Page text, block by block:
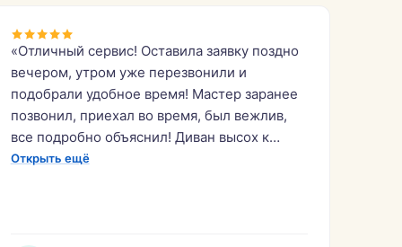
«Отличный сервис! Оставила заявку поздно
вечером, утром уже перезвонили и
подобрали удобное время! Мастер заранее
позвонил, приехал во время, был вежлив,
все подробно объяснил! Диван высох к
утру.»
Открыть ещё